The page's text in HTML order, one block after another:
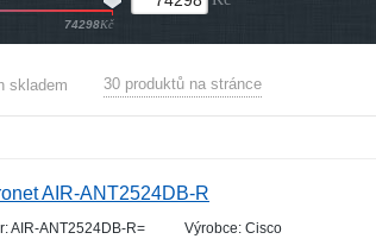
74298Kč
skladem 30 produktů na stránce
AIR-ANT2524DB-R
AIR-ANT2524DB-R=
Výrobce: Cisco